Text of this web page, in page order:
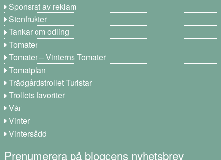
Sponsrat av reklam
Stenfrukter
Tankar om odling
Tomater
Tomater – Vinterns Tomater
Tomatplan
Trädgårdstrollet Turistar
Trollets favoriter
Vår
Vinter
Vintersådd
Prenumerera på bloggens nyhetsbrev